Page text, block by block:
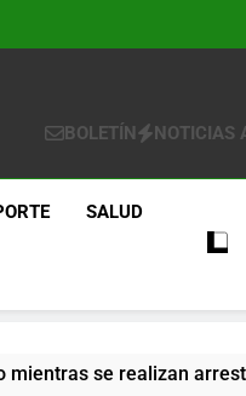
BOLETÍN NOTICIAS
SALUD
mientras se realizan